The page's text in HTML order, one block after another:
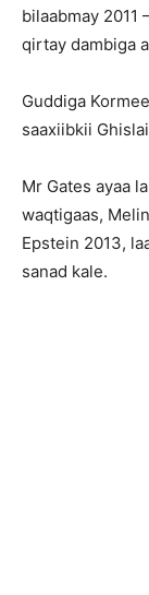
bilaabmay 2011
qirtay dambiga
Guddiga
saaxiibkii
Mr Gates ayaa
waqtigaas,
Epstein 2013,
sanad kale.